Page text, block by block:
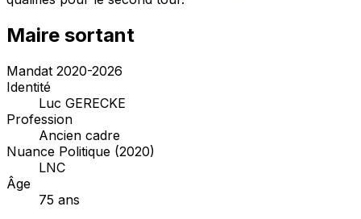
Maire sortant
Mandat 2020-2026
Identité
Luc GERECKE
Profession
Ancien cadre
Nuance Politique (2020)
LNC
Âge
75 ans